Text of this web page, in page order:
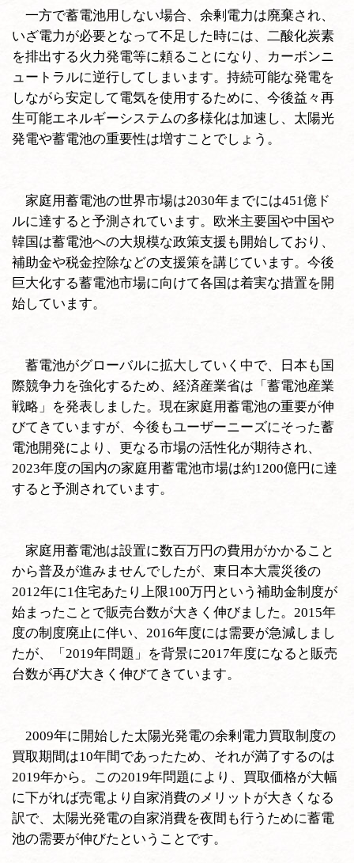
一方で蓄電池用しない場合、余剰電力は廃棄され、
いざ電力が必要となって不足した時には、二酸化炭素
を排出する火力発電等に頼ることになり、カーボンニ
ュートラルに逆行してしまいます。持続可能な発電を
しながら安定して電気を使用するために、今後益々再
生可能エネルギーシステムの多様化は加速し、太陽光
発電や蓄電池の重要性は増すことでしょう。
家庭用蓄電池の世界市場は2030年までには451億ド
ルに達すると予測されています。欧米主要国や中国や
韓国は蓄電池への大規模な政策支援も開始しており、
補助金や税金控除などの支援策を講じています。今後
巨大化する蓄電池市場に向けて各国は着実な措置を開
始しています。
蓄電池がグローバルに拡大していく中で、日本も国
際競争力を強化するため、経済産業省は「蓄電池産業
戦略」を発表しました。現在家庭用蓄電池の重要が伸
びてきていますが、今後もユーザーニーズにそった蓄
電池開発により、更なる市場の活性化が期待され、
2023年度の国内の家庭用蓄電池市場は約1200億円に達
すると予測されています。
家庭用蓄電池は設置に数百万円の費用がかかること
から普及が進みませんでしたが、東日本大震災後の
2012年に1住宅あたり上限100万円という補助金制度が
始まったことで販売台数が大きく伸びました。2015年
度の制度廃止に伴い、2016年度には需要が急減しまし
たが、「2019年問題」を背景に2017年度になると販売
台数が再び大きく伸びてきています。
2009年に開始した太陽光発電の余剰電力買取制度の
買取期間は10年間であったため、それが満了するのは
2019年から。この2019年問題により、買取価格が大幅
に下がれば売電より自家消費のメリットが大きくなる
訳で、太陽光発電の自家消費を夜間も行うために蓄電
池の需要が伸びたということです。